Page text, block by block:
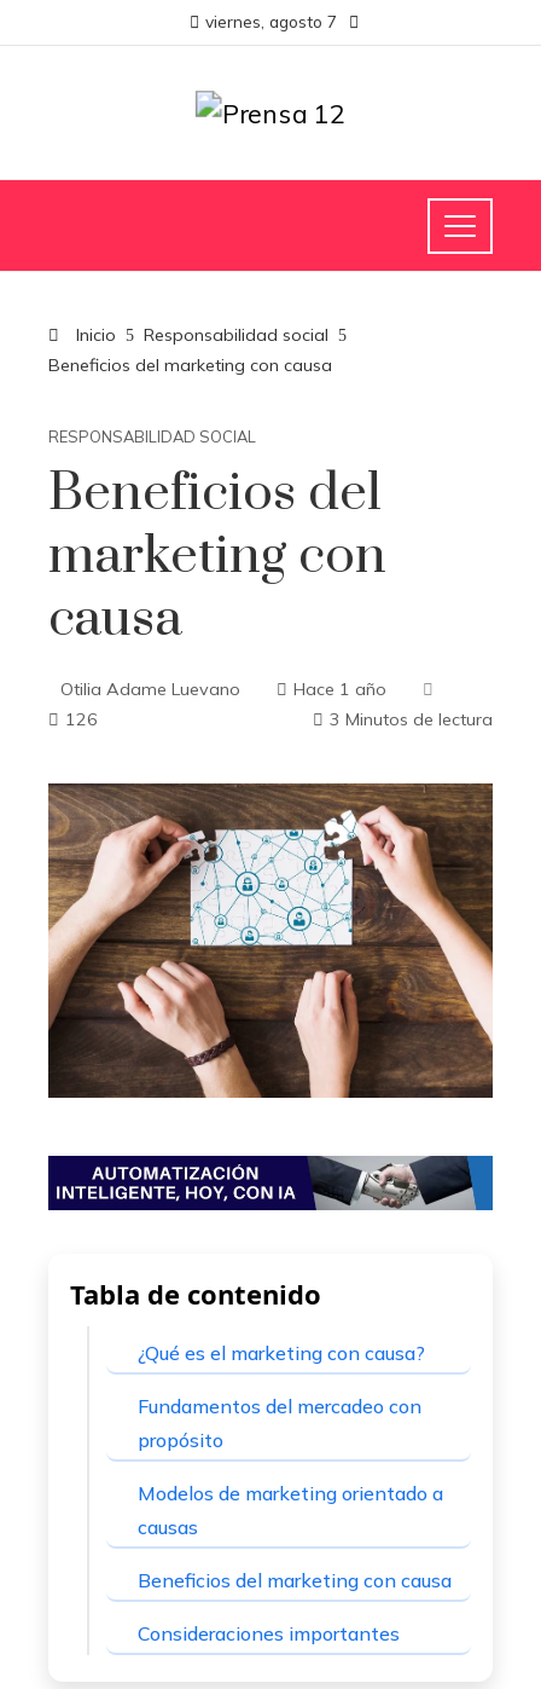
viernes, agosto 7
Inicio
Responsabilidad social
Beneficios del marketing con causa
RESPONSABILIDAD SOCIAL
Beneficios del
marketing con
causa
Otilia Adame Luevano
Hace 1 año
126
3 Minutos de lectura
Tabla de contenido
¿Qué es el marketing con causa?
Fundamentos del mercadeo con
propósito
Modelos de marketing orientado a
causas
Beneficios del marketing con causa
Consideraciones importantes